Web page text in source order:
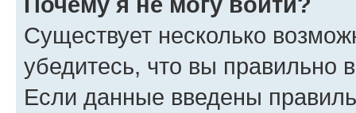
Существует несколько
убедитесь, что вы правильно
Если данные введены